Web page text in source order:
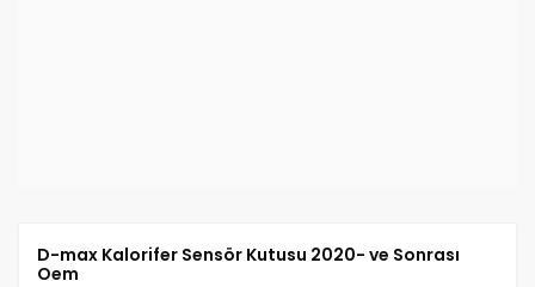
D-max Kalorifer Sensör Kutusu 2020- ve Sonrası
Oem